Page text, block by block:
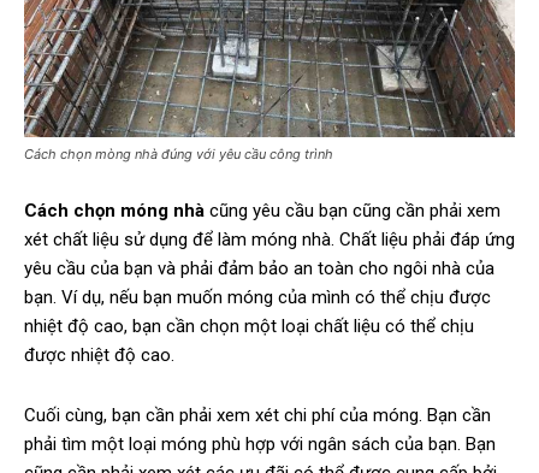
Cách chọn mòng nhà đúng với yêu cầu công trình
Cách chọn móng nhà cũng yêu cầu bạn cũng cần phải xem
xét chất liệu sử dụng để làm móng nhà. Chất liệu phải đáp ứng
yêu cầu của bạn và phải đảm bảo an toàn cho ngôi nhà của
bạn. Ví dụ, nếu bạn muốn móng của mình có thể chịu được
nhiệt độ cao, bạn cần chọn một loại chất liệu có thể chịu
được nhiệt độ cao.
Cuối cùng, bạn cần phải xem xét chi phí của móng. Bạn cần
phải tìm một loại móng phù hợp với ngân sách của bạn. Bạn